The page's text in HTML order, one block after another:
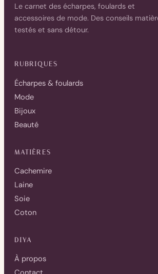
Le carnet des écharpes, foulards et
accessoires de mode. Des conseils
testés et sans détour.
RUBRIQUES
Écharpes & foulards
Mode
Bijoux
Beauté
MATIÈRES
Cachemire
Laine
Soie
Coton
DIYA
À propos